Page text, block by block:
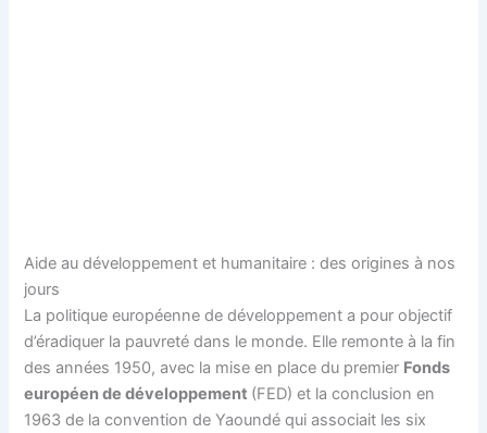
Aide au développement et humanitaire : des origines à nos
jours
La politique européenne de développement a pour objectif
d’éradiquer la pauvreté dans le monde. Elle remonte à la fin
des années 1950, avec la mise en place du premier Fonds
européen de développement (FED) et la conclusion en
1963 de la convention de Yaoundé qui associait les six